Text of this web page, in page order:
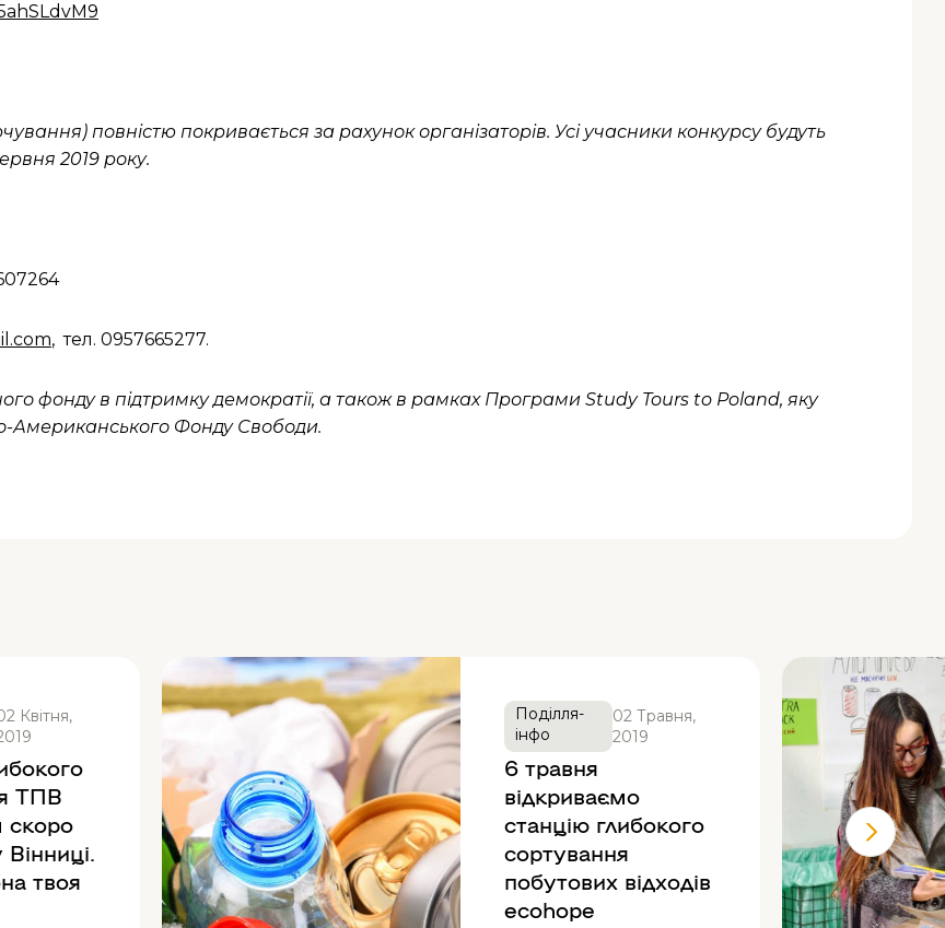
повністю покривається за рахунок організаторів. Усі учасники конкурсу будуть
2019 року.
, тел. 0957665277.
фонду в підтримку демократії, а також в рамках Програми Study Tours to Poland, яку
Американського Фонду Свободи.
Квітня,
ТПВ
скоро
твоя
Поділля-
інфо
02 Травня,
2019
6 травня
відкриваємо
станцію глибокого
сортування
побутових відходів
ecohope